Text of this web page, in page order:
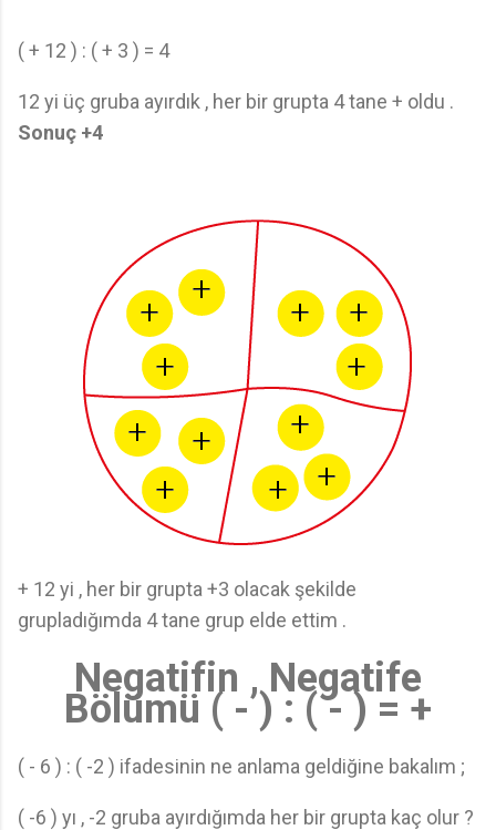
( + 12 ) : ( + 3 ) = 4
12 yi üç gruba ayırdık , her bir grupta 4 tane + oldu .
Sonuç +4
+ 12 yi , her bir grupta +3 olacak şekilde
grupladığımda 4 tane grup elde ettim .
Negatifin , Negatife
Bölümü ( - ) : ( - ) = +
( - 6 ) : ( -2 ) ifadesinin ne anlama geldiğine bakalım ;
( -6 ) yı , -2 gruba ayırdığımda her bir grupta kaç olur ?